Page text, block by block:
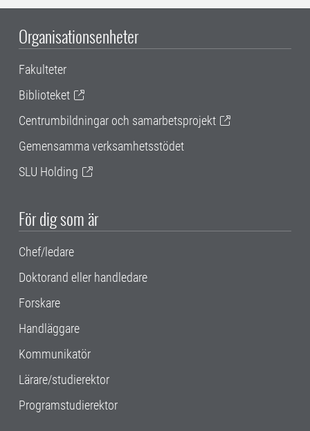
Organisationsenheter
Fakulteter
Biblioteket
Centrumbildningar och samarbetsprojekt
Gemensamma verksamhetsstödet
SLU Holding
För dig som är
Chef/ledare
Doktorand eller handledare
Forskare
Handläggare
Kommunikatör
Lärare/studierektor
Programstudierektor